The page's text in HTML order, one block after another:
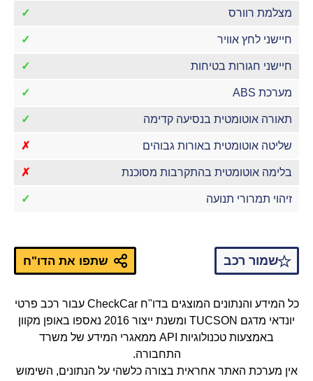
מצלמת רוורס ✓
חיישני לחץ אוויר ✓
חיישני חגורות בטיחות ✓
מערכת ABS ✓
תאורה אוטומטית בנסיעה קדימה ✓
שליטה אוטומטית באורות גבוהים ✗
בלימה אוטומטית בהתקרבות מסוכנת ✗
זיהוי תמרורי תנועה ✓
שמור רכב שתפו את הדו"ח
כל המידע והנתונים המוצגים בדו"ח CheckCar עבור רכב פרטי
יונדאי מדגם TUCSON ומשנת ייצור 2016 נאספו באופן מקוון
באמצעות טכנולוגיות API ממאגרי המידע של משרד
התחבורה.
אין מערכת האתר אחראית בצורה כלשהי על הנתונים, השימוש